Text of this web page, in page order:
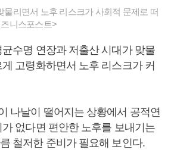
리면서 노후 리스크가 사회적 문제로 떠
니스포스트>
수명 연장과 저출산 시대가 맞물
고령화하면서 노후 리스크가 커
나날이 떨어지는 상황에서 공적연
없다면 편안한 노후를 보내기는
철저한 준비가 필요해 보인다.